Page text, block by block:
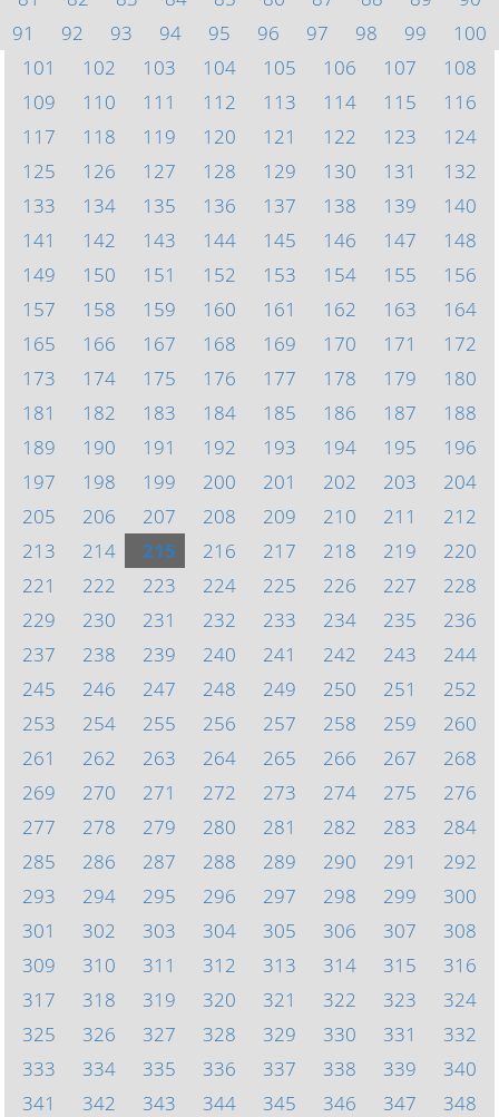
91
92 93 94 95 96 97 98 99
100
101
102 103 104 105 106 107
108
109
110 111 112 113 114 115
116
117
118 119 120 121 122 123
124
125
126 127 128 129 130 131
132
133
134 135 136 137 138 139
140
141
142 143 144 145 146 147
148
149
150 151 152 153 154 155
156
157
158 159 160 161 162 163
164
165
166 167 168 169 170 171
172
173
174 175 176 177 178 179
180
181
182 183 184 185 186 187
188
189
190 191 192 193 194 195
196
197
198 199 200 201 202 203
204
205
206 207 208 209 210 211
212
213
214 215 216 217 218 219
220
221
222 223 224 225 226 227
228
229
230 231 232 233 234 235
236
237
238 239 240 241 242 243
244
245
246 247 248 249 250 251
252
253
254 255 256 257 258 259
260
261
262 263 264 265 266 267
268
269
270 271 272 273 274 275
276
277
278 279 280 281 282 283
284
285
286 287 288 289 290 291
292
293
294 295 296 297 298 299
300
301
302 303 304 305 306 307
308
309
310 311 312 313 314 315
316
317
318 319 320 321 322 323
324
325
326 327 328 329 330 331
332
333
334 335 336 337 338 339
340
341
342 343 344 345 346 347 348